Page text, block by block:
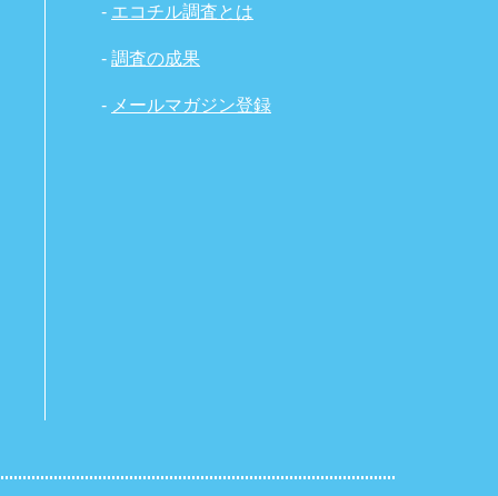
- エコチル調査とは
- 調査の成果
- メールマガジン登録